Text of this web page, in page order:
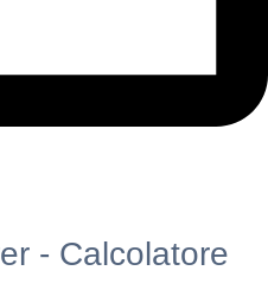
- Calcolatore